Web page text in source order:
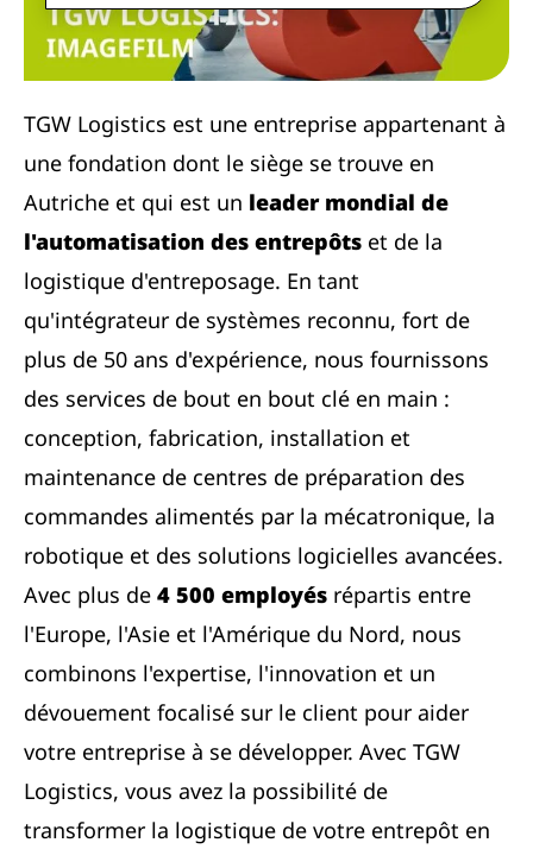
TGW Logistics est une entreprise appartenant à
une fondation dont le siège se trouve en
Autriche et qui est un leader mondial de
l'automatisation des entrepôts et de la
logistique d'entreposage. En tant
qu'intégrateur de systèmes reconnu, fort de
plus de 50 ans d'expérience, nous fournissons
des services de bout en bout clé en main :
conception, fabrication, installation et
maintenance de centres de préparation des
commandes alimentés par la mécatronique, la
robotique et des solutions logicielles avancées.
Avec plus de 4 500 employés répartis entre
l'Europe, l'Asie et l'Amérique du Nord, nous
combinons l'expertise, l'innovation et un
dévouement focalisé sur le client pour aider
votre entreprise à se développer. Avec TGW
Logistics, vous avez la possibilité de
transformer la logistique de votre entrepôt en